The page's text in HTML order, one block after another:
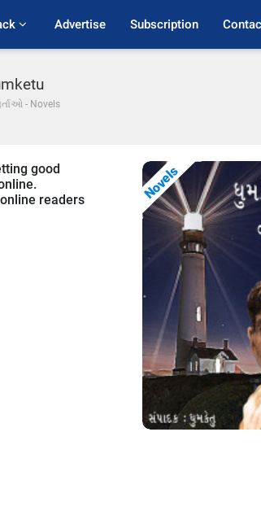
Advertise Subscription
- Novels
good
readers
Novels